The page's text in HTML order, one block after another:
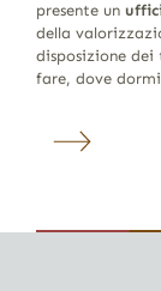
presente un
della
disposizione
fare, dove